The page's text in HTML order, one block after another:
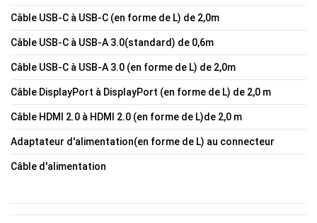
Câble USB-C à USB-C (en forme de L) de 2,0m
Câble USB-C à USB-A 3.0(standard) de 0,6m
Câble USB-C à USB-A 3.0 (en forme de L) de 2,0m
Câble DisplayPort à DisplayPort (en forme de L) de 2,0 m
Câble HDMI 2.0 à HDMI 2.0 (en forme de L)de 2,0 m
Adaptateur d'alimentation(en forme de L) au connecteur
Câble d'alimentation